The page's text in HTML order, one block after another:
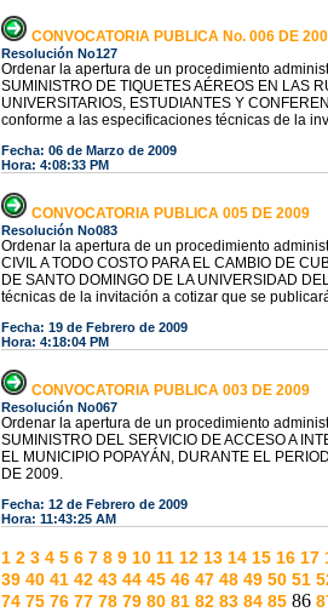
CONVOCATORIA PUBLICA No. 006 DE
Resolución No127
Ordenar la apertura de un procedimiento
SUMINISTRO DE TIQUETES AÉREOS EN LAS
UNIVERSITARIOS, ESTUDIANTES Y
conforme a las especificaciones técnicas de la
Fecha: 06 de Marzo de 2009
Hora: 4:08:33 PM
CONVOCATORIA PUBLICA 005 DE 2009
Resolución No083
Ordenar la apertura de un procedimiento
CIVIL A TODO COSTO PARA EL CAMBIO DE
DE SANTO DOMINGO DE LA UNIVERSIDAD
técnicas de la invitación a cotizar que se
Fecha: 19 de Febrero de 2009
Hora: 4:18:04 PM
CONVOCATORIA PUBLICA 003 DE 2009
Resolución No067
Ordenar la apertura de un procedimiento
SUMINISTRO DEL SERVICIO DE ACCESO A
EL MUNICIPIO POPAYÁN, DURANTE EL
DE 2009.
Fecha: 12 de Febrero de 2009
Hora: 11:43:25 AM
1 2 3 4 5 6 7 8 9 10 11 12 13 14 15 16 17
39 40 41 42 43 44 45 46 47 48 49 50 51
74 75 76 77 78 79 80 81 82 83 84 85 86